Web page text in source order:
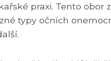
praxi. Tento
typy očních